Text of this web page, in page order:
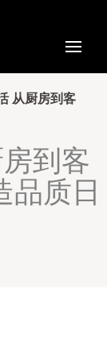
从厨房到客
到客
品质日